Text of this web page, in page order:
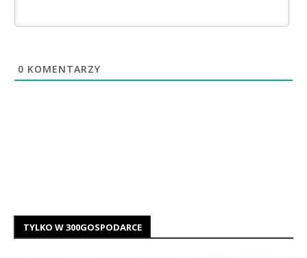
0 KOMENTARZY
TYLKO W 300GOSPODARCE